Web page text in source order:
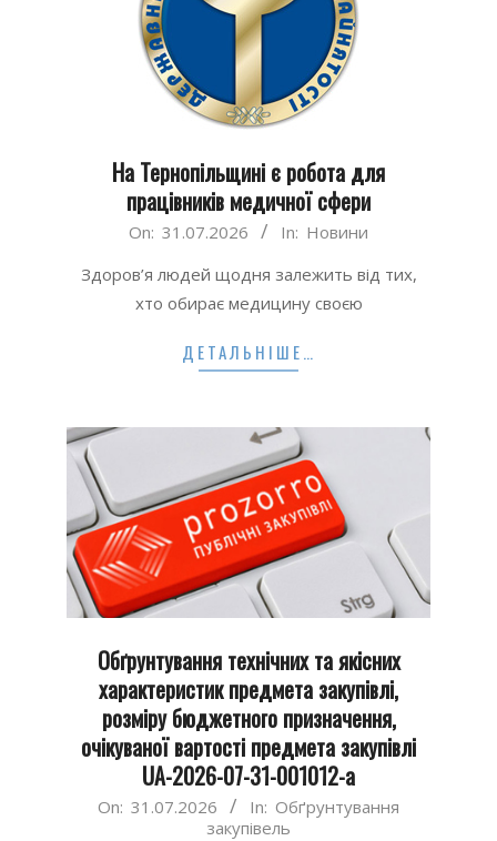
На Тернопільщині є робота для
працівників медичної сфери
31
On: 31.07.2026 In: Новини
Здоров’я людей щодня залежить від тих,
хто обирає медицину своєю
ДЕТАЛЬНІШЕ…
Обґрунтування технічних та якісних
характеристик предмета закупівлі,
розміру бюджетного призначення,
очікуваної вартості предмета закупівлі
UA-2026-07-31-001012-а
2026-On: 31.07.2026 In: Обґрунтування
закупівель